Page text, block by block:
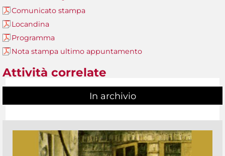
Comunicato stampa
Locandina
Programma
Nota stampa ultimo appuntamento
Attività correlate
In archivio